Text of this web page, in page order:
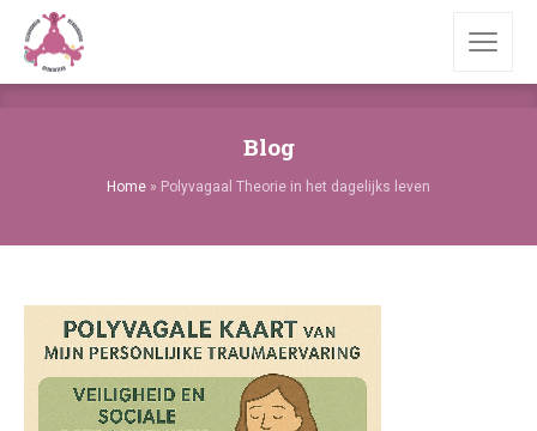
Blog
Home » Polyvagaal Theorie in het dagelijks leven